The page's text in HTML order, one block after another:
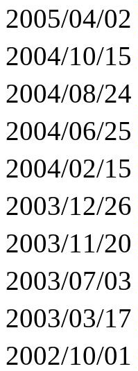
2005/04/02
2004/10/15
2004/08/24
2004/06/25
2004/02/15
2003/12/26
2003/11/20
2003/07/03
2003/03/17
2002/10/01